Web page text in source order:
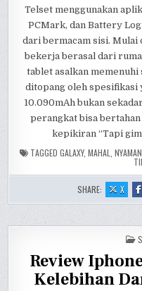
Telset menggunakan
PCMark, dan Battery
dari bermacam sisi. Mulai
bekerja berasal dari
tablet asalkan
ditopang oleh spesifikasi
10.090mAh bukan
perangkat bisa bertahan
kepikiran “Tapi
TAGGED GALAXY, MAHAL NYAMAN
SHARE: X:
JUAL
DAN
Review
Kelebihan